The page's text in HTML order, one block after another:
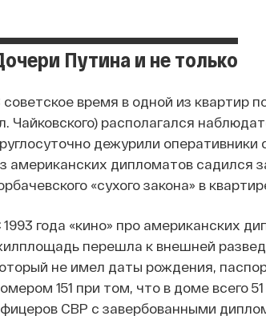
Путина и не только
советское время в одной из квартир
Чайковского) располагался
дежурили
американских дипломатов садился
«сухого закона» в
1993 года «кино» про американских
перешла к внешней
не имел даты рождения,
151 при том, что в доме всего
СВР с завербованными